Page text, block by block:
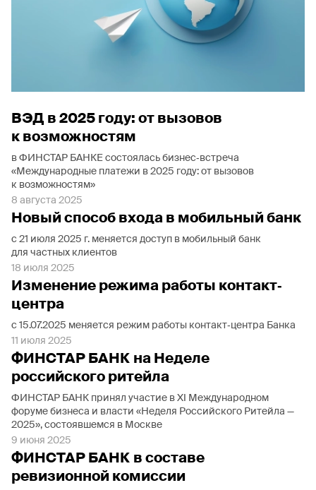
ВЭД в 2025 году: от вызовов
к возможностям
в ФИНСТАР БАНКЕ состоялась бизнес‐встреча
«Международные платежи в 2025 году: от вызовов
к возможностям»
8 августа 2025
Новый способ входа в мобильный банк
с 21 июля 2025 г. меняется доступ в мобильный банк
для частных клиентов
18 июля 2025
Изменение режима работы контакт‐
центра
с 15.07.2025 меняется режим работы контакт‐центра Банка
11 июля 2025
ФИНСТАР БАНК на Неделе
российского ритейла
ФИНСТАР БАНК принял участие в XI Международном
форуме бизнеса и власти «Неделя Российского Ритейла —
2025», состоявшемся в Москве
9 июня 2025
ФИНСТАР БАНК в составе
ревизионной комиссии